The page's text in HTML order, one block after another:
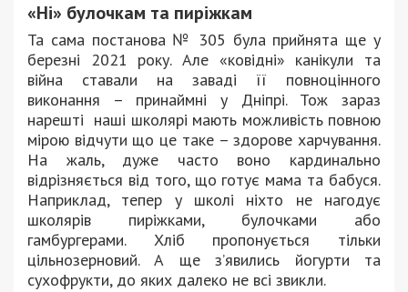
«Ні» булочкам та пиріжкам
Та сама постанова № 305 була прийнята ще у
березні 2021 року. Але «ковідні» канікули та
війна ставали на заваді її повноцінного
виконання – принаймні у Дніпрі. Тож зараз
нарешті наші школярі мають можливість повною
мірою відчути що це таке – здорове харчування.
На жаль, дуже часто воно кардинально
відрізняється від того, що готує мама та бабуся.
Наприклад, тепер у школі ніхто не нагодує
школярів пиріжками, булочками або
гамбургерами. Хліб пропонується тільки
цільнозерновий. А ще з’явились йогурти та
сухофрукти, до яких далеко не всі звикли.